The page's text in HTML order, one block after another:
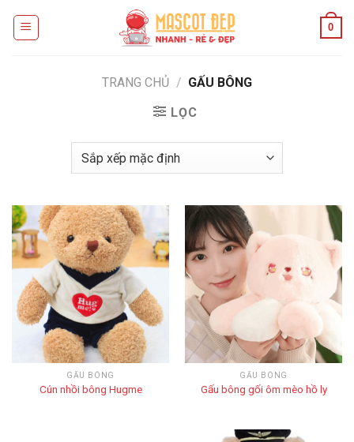
0
TRANG CHỦ / GẤU BÔNG
LỌC
GẤU BÔNG
Cún nhồi bông Hugme
GẤU BÔNG
Gấu bông gối ôm mèo hồ ly